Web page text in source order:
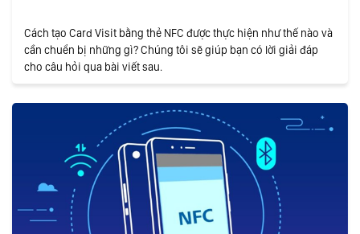
Cách tạo Card Visit bằng thẻ NFC được thực hiện như thế nào và
cần chuển bị những gì? Chúng tôi sẽ giúp bạn có lời giải đáp
cho câu hỏi qua bài viết sau.